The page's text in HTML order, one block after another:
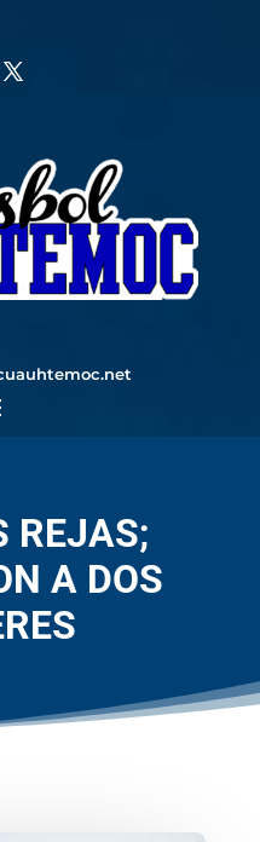
REJAS;
A DOS